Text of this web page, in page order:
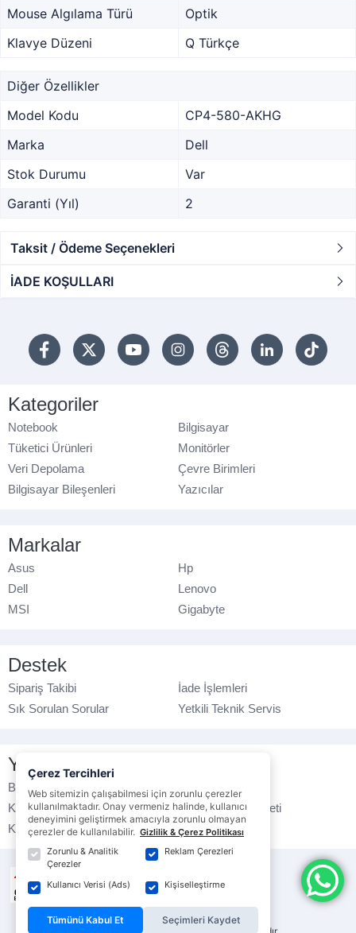
Mouse Algılama Türü
Optik
Klavye Düzeni
Q Türkçe
Diğer Özellikler
Model Kodu
CP4-580-AKHG
Marka
Dell
Stok Durumu
Var
Garanti (Yıl)
2
Taksit / Ödeme Seçenekleri
İADE KOŞULLARI
Kategoriler
Notebook
Bilgisayar
Tüketici Ürünleri
Monitörler
Veri Depolama
Çevre Birimleri
Bilgisayar Bileşenleri
Yazıcılar
Markalar
Asus
Hp
Dell
Lenovo
MSI
Gigabyte
Destek
Sipariş Takibi
İade İşlemleri
Sık Sorulan Sorular
Yetkili Teknik Servis
Yasal Bilgilendirme
Banka Hesap No
Çerez Politikası
Kullanım Koşulları
Ticari Elektronik İleti
K.V.K.K. Politikası
Veri Gizliliği
Çerez Tercihleri
Web sitemizin çalışabilmesi için zorunlu çerezler
kullanılmaktadır. Onay vermeniz halinde, kullanıcı
deneyimini geliştirmek amacıyla zorunlu olmayan
çerezler de kullanılabilir. Gizlilik & Çerez Politikası
Zorunlu & Analitik
Çerezler
Reklam Çerezleri
Kullanıcı Verisi (Ads) Kişiselleştirme
Tümünü Kabul Et Seçimleri Kaydet